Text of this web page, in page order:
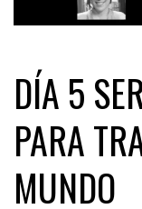
DÍA 5
PARA
MUNDO